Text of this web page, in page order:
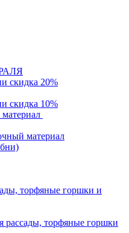
скидка 20%
скидка 10%
материал
торфяные горшки и
рассады, торфяные горшки